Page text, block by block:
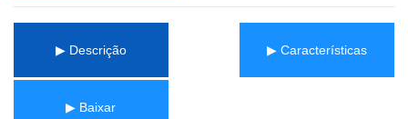
▶ Descrição ▶ Características
▶ Baixar